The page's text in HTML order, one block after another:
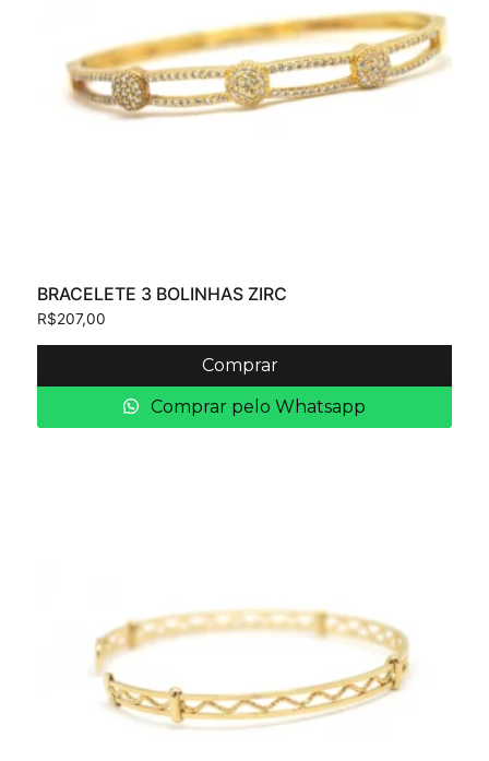
BRACELETE 3 BOLINHAS ZIRC
R$207,00
Comprar
Comprar pelo Whatsapp